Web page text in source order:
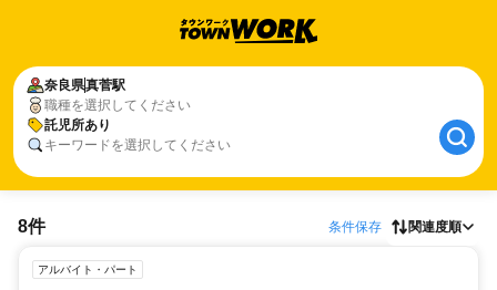
奈良県真菅駅
職種を選択してください
託児所あり
キーワードを選択してください
8件 条件保存 関連度順
アルバイト・パート